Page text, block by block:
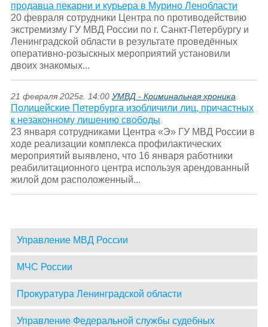
продавца пекарни и курьера в Мурино Ленобласти
20 февраля сотрудники Центра по противодействию
экстремизму ГУ МВД России по г. Санкт-Петербургу и
Ленинградской области в результате проведённых
оперативно-розыскных мероприятий установили
двоих знакомых...
21 февраля 2025г. 14:00 УМВД - Криминальная хроника
Полицейские Петербурга изобличили лиц, причастных
к незаконному лишению свободы
23 января сотрудниками Центра «Э» ГУ МВД России в
ходе реализации комплекса профилактических
мероприятий выявлено, что 16 января работники
реабилитационного центра используя арендованный
жилой дом расположенный...
Управление МВД России
МЧС России
Прокуратура Ленинградской области
Управление Федеральной службы судебных